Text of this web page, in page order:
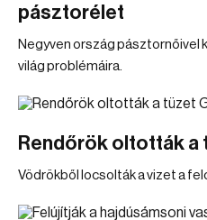
pásztorélet
Negyven ország pásztornőivel
világ problémáira.
Rendőrök oltották a
Vödrökből locsolták a vizet a